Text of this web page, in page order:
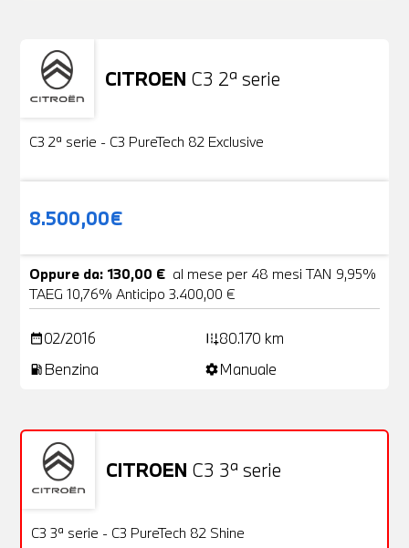
CITROEN C3 2ª serie
Usato
C3 2ª serie - C3 PureTech 82 Exclusive
8.500,00€
Oppure da: 130,00 € al mese per 48 mesi TAN 9,95%
TAEG 10,76% Anticipo 3.400,00 €
date_range02/2016 add_road80.170 km
local_gas_station Benzina settingsManuale
CITROEN C3 3ª serie
OFFERTA
Usato
C3 3ª serie - C3 PureTech 82 Shine